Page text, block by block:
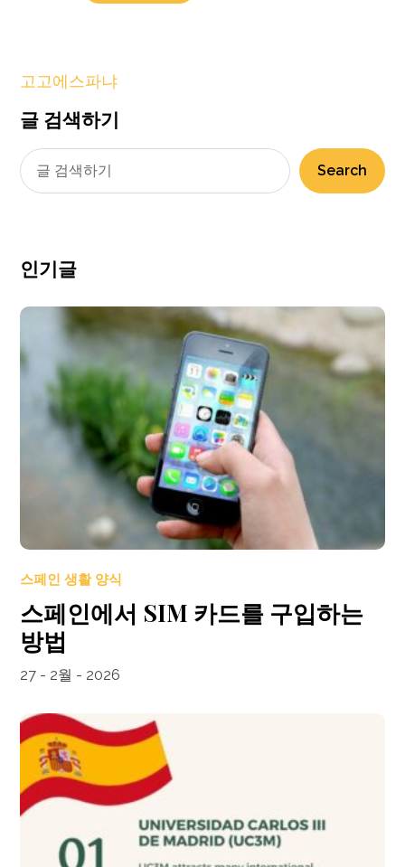
고고에스파냐
글 검색하기
Search
인기글
스페인 생활 양식
스페인에서 SIM 카드를 구입하는
방법
27 - 2월 - 2026